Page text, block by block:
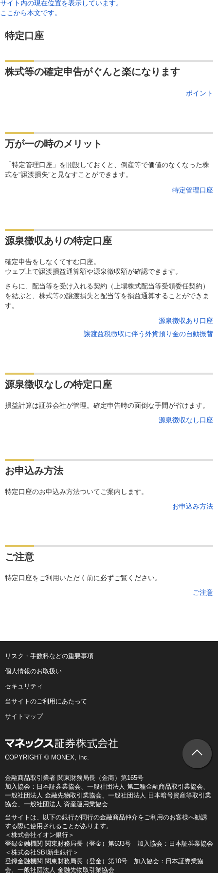
サイト内の現在位置を表示しています。
ここから本文です。
特定口座
株式等の確定申告がぐんと楽になります
ポイント
万が一の時のメリット
「特定管理口座」を開設しておくと、倒産等で価値のなくなった株
式を“譲渡損失”と見なすことができます。
特定管理口座
源泉徴収ありの特定口座
確定申告をしなくてすむ口座。
ウェブ上で譲渡損益通算額や源泉徴収額が確認できます。
さらに、配当等を受け入れる契約（上場株式配当等受領委任契約）
を結ぶと、株式等の譲渡損失と配当等を損益通算することができま
す。
源泉徴収あり口座
譲渡益税徴収に伴う外貨預り金の自動振替
源泉徴収なしの特定口座
損益計算は証券会社が管理。確定申告時の面倒な手間が省けます。
源泉徴収なし口座
お申込み方法
特定口座のお申込み方法ついてご案内します。
お申込み方法
ご注意
特定口座をご利用いただく前に必ずご覧ください。
ご注意
リスク・手数料などの重要事項
個人情報のお取扱い
セキュリティ
当サイトのご利用にあたって
サイトマップ
COPYRIGHT © MONEX, Inc.
金融商品取引業者 関東財務局長（金商）第165号
加入協会：日本証券業協会、一般社団法人 第二種金融商品取引業協会、
一般社団法人 金融先物取引業協会、一般社団法人 日本暗号資産等取引業
協会、一般社団法人 資産運用業協会
当サイトは、以下の銀行が同行の金融商品仲介をご利用のお客様へ勧誘
する際に使用されることがあります。
＜株式会社イオン銀行＞
登録金融機関 関東財務局長（登金）第633号 加入協会：日本証券業協会
＜株式会社SBI新生銀行＞
登録金融機関 関東財務局長（登金）第10号 加入協会：日本証券業協
会、一般社団法人 金融先物取引業協会